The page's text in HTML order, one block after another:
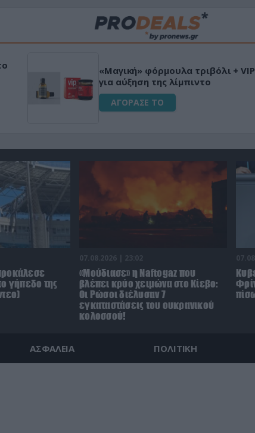
«Μαγική» φόρμουλα τριβόλι + VIP
για αύξηση της λίμπιντο
ΑΓΟΡΑΣΕ ΤΟ
γήπεδο της
07.08.2026 | 23:02
«Μούδιασε» η Naftogaz που
βλέπει κρύο χειμώνα στο Κίεβο:
Οι Ρώσοι διέλυσαν 7
εγκαταστάσεις του ουκρανικού
κολοσσού!
ΑΣΦΑΛΕΙΑ ΠΟΛΙΤΙΚΗ